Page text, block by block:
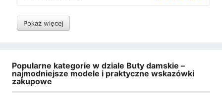
Pokaż więcej
Popularne kategorie w dziale Buty damskie –
najmodniejsze modele i praktyczne wskazówki
zakupowe